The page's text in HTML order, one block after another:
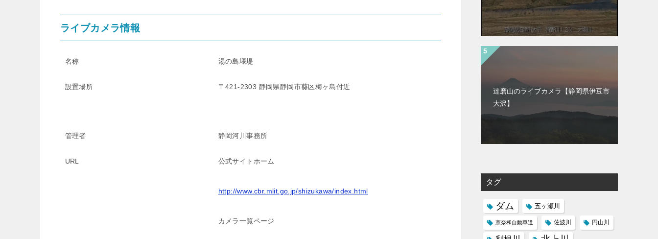
ライブカメラ情報
名称 湯の島堰堤
設置場所 〒421-2303 静岡県静岡市葵区梅ヶ島付近
管理者 静岡河川事務所
URL 公式サイトホーム
http://www.cbr.mlit.go.jp/shizukawa/index.html
カメラ一覧ページ
達磨山のライブカメラ【静岡県伊豆市
大沢】
タグ
ダム 五ヶ瀬川
京奈和自動車道 佐波川 円山川